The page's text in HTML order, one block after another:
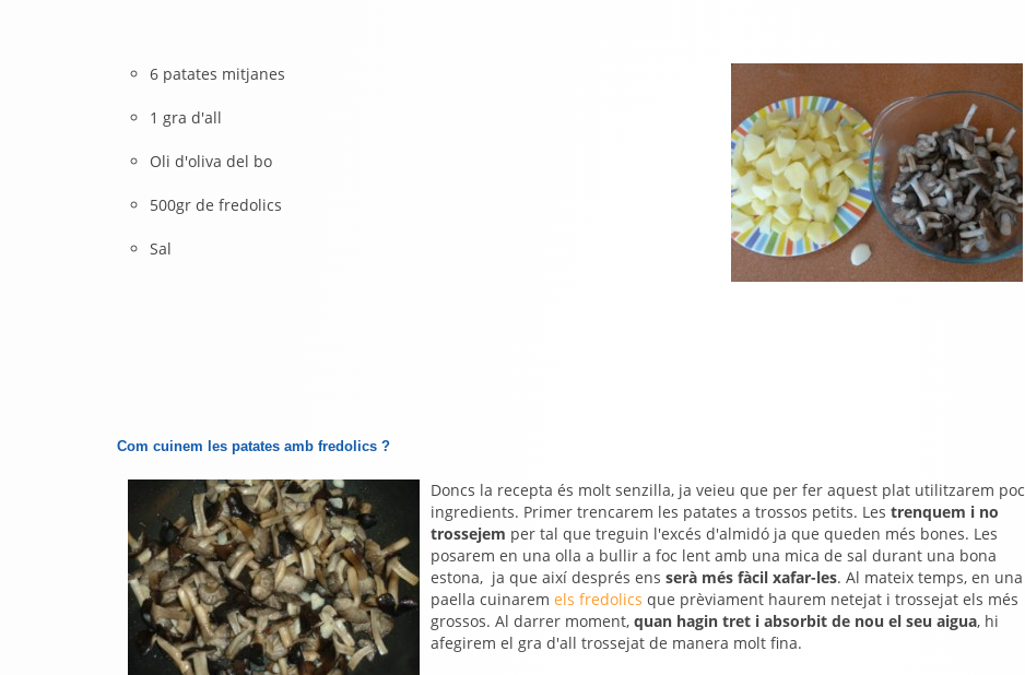
6 patates mitjanes
1 gra d'all
Oli d'oliva del bo
500gr de fredolics
Sal
Com cuinem les patates amb fredolics ?
Doncs la recepta és molt senzilla, ja veieu que per fer aquest plat utilitzarem poc
ingredients. Primer trencarem les patates a trossos petits. Les trenquem i no
trossejem per tal que treguin l'excés d'almidó ja que queden més bones. Les
posarem en una olla a bullir a foc lent amb una mica de sal durant una bona
estona, ja que així després ens serà més fàcil xafar-les. Al mateix temps, en una
paella cuinarem els fredolics que prèviament haurem netejat i trossejat els més
grossos. Al darrer moment, quan hagin tret i absorbit de nou el seu aigua, hi
afegirem el gra d'all trossejat de manera molt fina.